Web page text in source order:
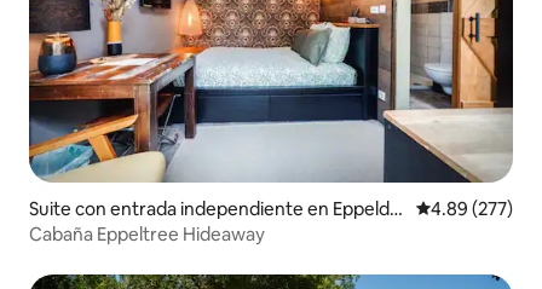
Suite con entrada independiente en Eppeldu
erf
Calificación
4.89 (277)
Cabaña Eppeltree Hideaway